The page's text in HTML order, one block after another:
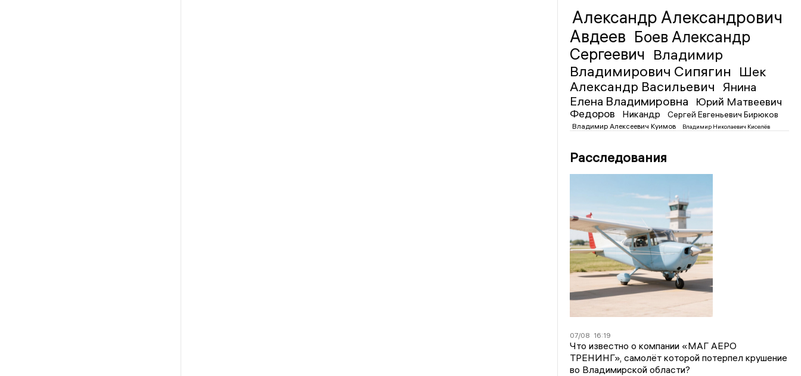
Александр Александрович
Авдеев Боев Александр
Сергеевич Владимир
Владимирович Сипягин Шек
Александр Васильевич
Янина
Елена Владимировна
Юрий Матвеевич
Федоров
Никандр Сергей Евгеньевич Бирюков
Владимир Алексеевич Куимов Владимир Николаевич Киселёв
Расследования
07/08 16:19
Что известно о компании «МАГ АЕРО
ТРЕНИНГ», самолёт которой потерпел крушение
во Владимирской области?